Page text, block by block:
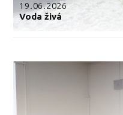
19.06.2026
Voda živá